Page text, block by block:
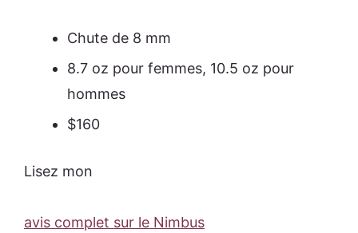
Chute de 8 mm
8.7 oz pour femmes, 10.5 oz pour
hommes
$160
Lisez mon
avis complet sur le Nimbus